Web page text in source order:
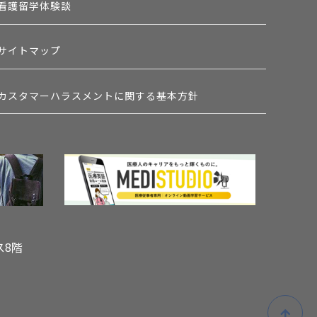
護留学体験談
イトマップ
スタマーハラスメントに関する基本方針
8階